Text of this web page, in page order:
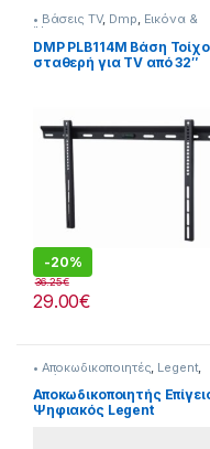
• Βάσεις TV, Dmp, Εικόνα &
Ήχος
DMP PLB114M Βάση
σταθερή για TV από 32″
-20%
29.00€
36.25€
• Αποκωδικοποιητές, Legent,
Εικόνα & Ήχος
Αποκωδικοποιητής
Ψηφιακός Legent